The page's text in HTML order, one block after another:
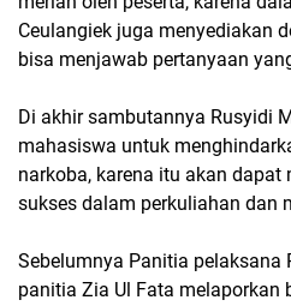
Ceulangiek juga menyediakan
bisa menjawab pertanyaan
Di akhir sambutannya Rusyidi
mahasiswa untuk
narkoba, karena itu akan
sukses dalam perkuliahan dan
Sebelumnya Panitia pelaksana
panitia Zia Ul Fata melaporkan